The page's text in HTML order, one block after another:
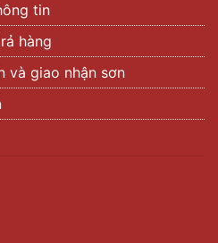
tin
hàng
và giao nhận sơn